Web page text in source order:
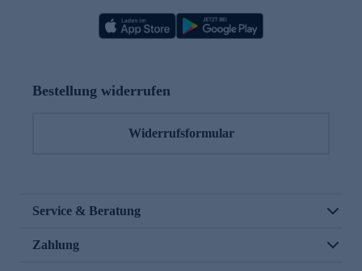
Bestellung widerrufen
Widerrufsformular
Service & Beratung
Zahlung